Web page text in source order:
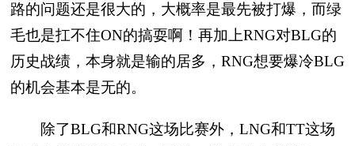
路的问题还是很大的，大概率是最先被打爆，而绿
毛也是扛不住ON的搞耍啊！再加上RNG对BLG的
历史战绩，本身就是输的居多，RNG想要爆冷BLG
的机会基本是无的。
除了BLG和RNG这场比赛外，LNG和TT这场